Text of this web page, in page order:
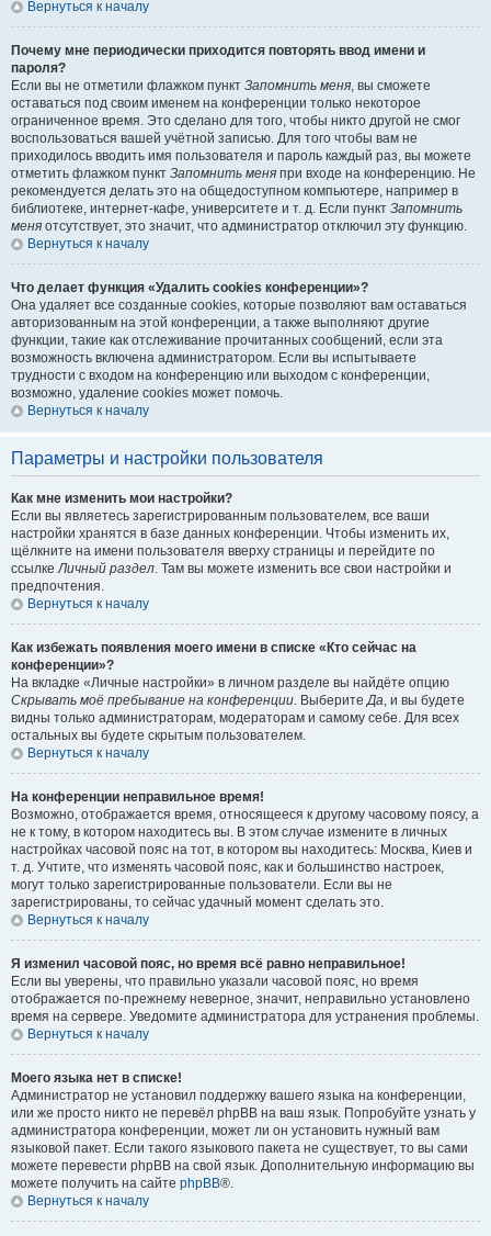
Вернуться к началу
Почему мне периодически приходится повторять ввод имени и
пароля?
Если вы не отметили флажком пункт Запомнить меня, вы сможете
оставаться под своим именем на конференции только некоторое
ограниченное время. Это сделано для того, чтобы никто другой не смог
воспользоваться вашей учётной записью. Для того чтобы вам не
приходилось вводить имя пользователя и пароль каждый раз, вы можете
отметить флажком пункт Запомнить меня при входе на конференцию. Не
рекомендуется делать это на общедоступном компьютере, например в
библиотеке, интернет-кафе, университете и т. д. Если пункт Запомнить
меня отсутствует, это значит, что администратор отключил эту функцию.
Вернуться к началу
Что делает функция «Удалить cookies конференции»?
Она удаляет все созданные cookies, которые позволяют вам оставаться
авторизованным на этой конференции, а также выполняют другие
функции, такие как отслеживание прочитанных сообщений, если эта
возможность включена администратором. Если вы испытываете
трудности с входом на конференцию или выходом с конференции,
возможно, удаление cookies может помочь.
Вернуться к началу
Параметры и настройки пользователя
Как мне изменить мои настройки?
Если вы являетесь зарегистрированным пользователем, все ваши
настройки хранятся в базе данных конференции. Чтобы изменить их,
щёлкните на имени пользователя вверху страницы и перейдите по
ссылкеЛичный раздел. Там вы можете изменить все свои настройки и
предпочтения.
Вернуться к началу
Как избежать появления моего имени в списке «Кто сейчас на
конференции»?
На вкладке «Личные настройки» в личном разделе вы найдёте опцию
Скрывать моё пребывание на конференции. ВыберитеДа, и вы будете
видны только администраторам, модераторам и самому себе. Для всех
остальных вы будете скрытым пользователем.
Вернуться к началу
На конференции неправильное время!
Возможно, отображается время, относящееся к другому часовому поясу, а
не к тому, в котором находитесь вы. В этом случае измените в личных
настройках часовой пояс на тот, в котором вы находитесь: Москва, Киев и
т. д. Учтите, что изменять часовой пояс, как и большинство настроек,
могут только зарегистрированные пользователи. Если вы не
зарегистрированы, то сейчас удачный момент сделать это.
Вернуться к началу
Я изменил часовой пояс, но время всё равно неправильное!
Если вы уверены, что правильно указали часовой пояс, но время
отображается по-прежнему неверное, значит, неправильно установлено
время на сервере. Уведомите администратора для устранения проблемы.
Вернуться к началу
Моего языка нет в списке!
Администратор не установил поддержку вашего языка на конференции,
или же просто никто не перевёл phpBB на ваш язык. Попробуйте узнать у
администратора конференции, может ли он установить нужный вам
языковой пакет. Если такого языкового пакета не существует, то вы сами
можете перевести phpBB на свой язык. Дополнительную информацию вы
можете получить на сайте phpBB®.
Вернуться к началу